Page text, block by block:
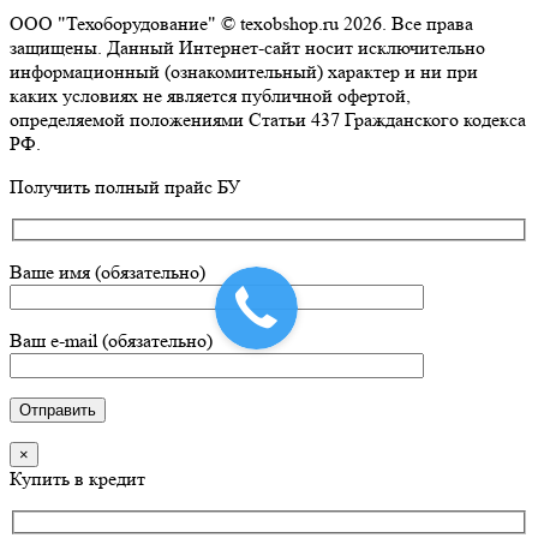
ООО "Техоборудование" © texobshop.ru 2026. Все права
защищены. Данный Интернет-сайт носит исключительно
информационный (ознакомительный) характер и ни при
каких условиях не является публичной офертой,
определяемой положениями Статьи 437 Гражданского кодекса
РФ.
Go
Получить полный прайс БУ
Ваше имя (обязательно)
Ваш e-mail (обязательно)
×
Купить в кредит